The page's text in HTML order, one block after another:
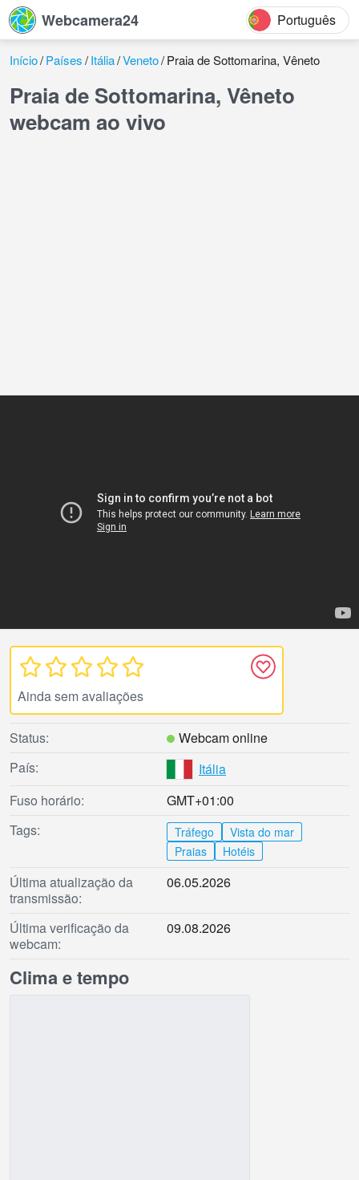
Webcamera24 Português
Início Países Itália Veneto Praia de Sottomarina, Vêneto
Praia de Sottomarina, Vêneto
webcam ao vivo
Ainda sem avaliações
Status:
Webcam online
País:
Itália
Fuso horário:
GMT+01:00
Tags:
Tráfego
Vista do mar
Praias
Hotéis
Última atualização da
transmissão:
06.05.2026
Última verificação da
webcam:
09.08.2026
Clima e tempo